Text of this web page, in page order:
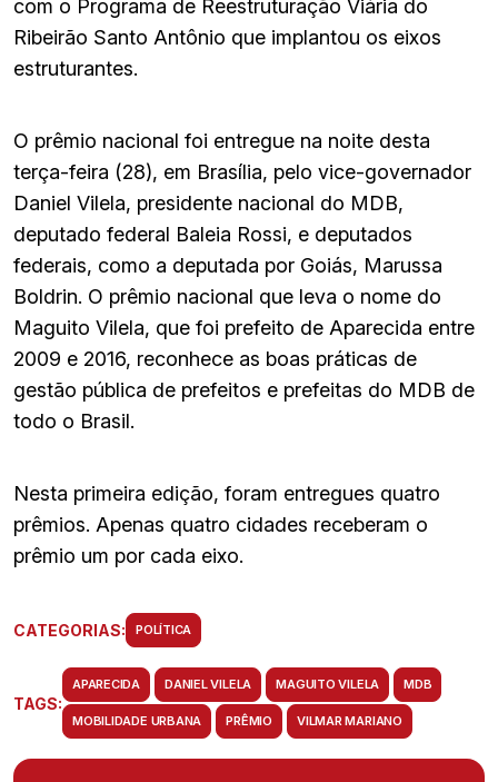
com o Programa de Reestruturação Viária do
Ribeirão Santo Antônio que implantou os eixos
estruturantes.
O prêmio nacional foi entregue na noite desta
terça-feira (28), em Brasília, pelo vice-governador
Daniel Vilela, presidente nacional do MDB,
deputado federal Baleia Rossi, e deputados
federais, como a deputada por Goiás, Marussa
Boldrin. O prêmio nacional que leva o nome do
Maguito Vilela, que foi prefeito de Aparecida entre
2009 e 2016, reconhece as boas práticas de
gestão pública de prefeitos e prefeitas do MDB de
todo o Brasil.
Nesta primeira edição, foram entregues quatro
prêmios. Apenas quatro cidades receberam o
prêmio um por cada eixo.
CATEGORIAS: POLÍTICA
TAGS:
APARECIDA DANIEL VILELA MAGUITO VILELA MDB
MOBILIDADE URBANA PRÊMIO VILMAR MARIANO